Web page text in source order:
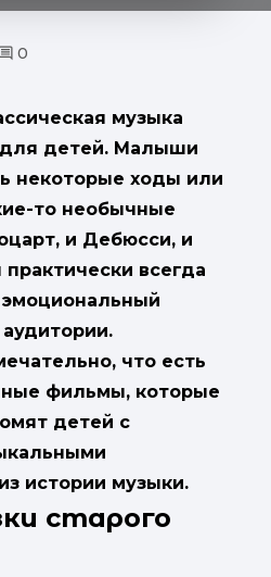
0
музыка
детей. Малыши
некоторые ходы или
то необычные
и Дебюсси, и
всегда
что есть
фильмы, которые
детей с
истории музыки.
старого